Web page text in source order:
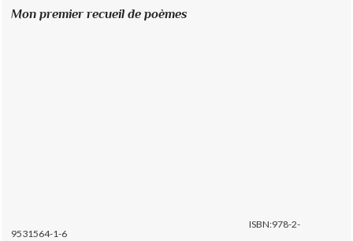
Mon premier recueil de poèmes
ISBN:978-2-
9531564-1-6